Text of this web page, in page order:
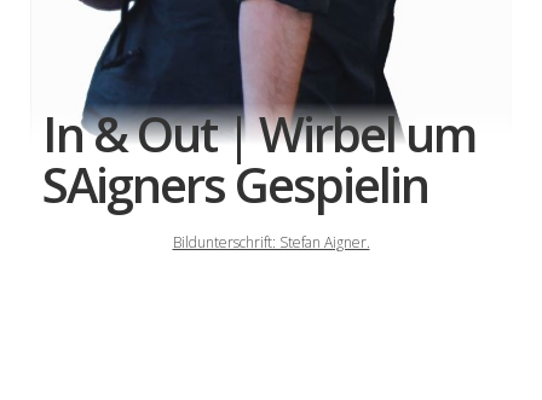
In & Out | Wirbel um
SAigners Gespielin
Bildunterschrift: Stefan Aigner.